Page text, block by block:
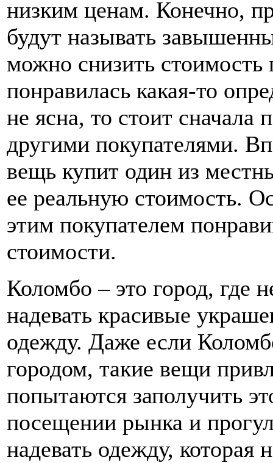
низким ценам. Конечно,
будут называть
можно снизить
понравилась какая-то
не ясна, то стоит сначала
другими покупателями.
вещь купит один из
ее реальную стоимость.
этим покупателем
стоимости.
Коломбо – это город, где
надевать красивые
одежду. Даже если
городом, такие вещи
попытаются заполучить
посещении рынка и
надевать одежду, которая